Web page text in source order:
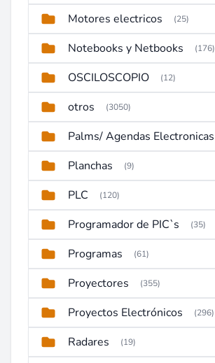
Motores electricos (25)
Notebooks y Netbooks (176)
OSCILOSCOPIO (12)
otros (3050)
Palms/ Agendas Electronicas
Planchas (9)
PLC (120)
Programador de PIC`s (35)
Programas (61)
Proyectores (355)
Proyectos Electrónicos (296)
Radares (19)